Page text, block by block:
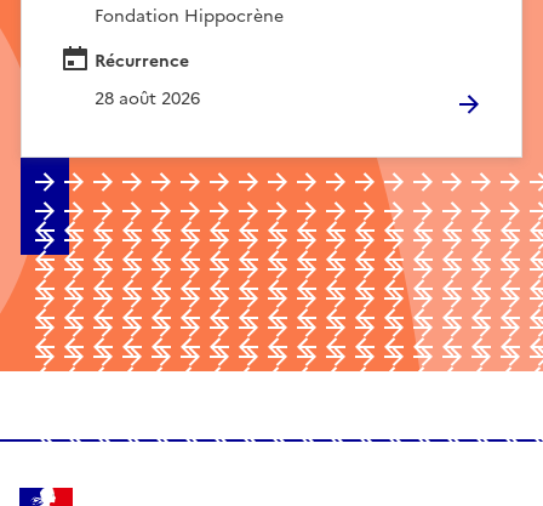
Fondation Hippocrène
Récurrence
28 août 2026